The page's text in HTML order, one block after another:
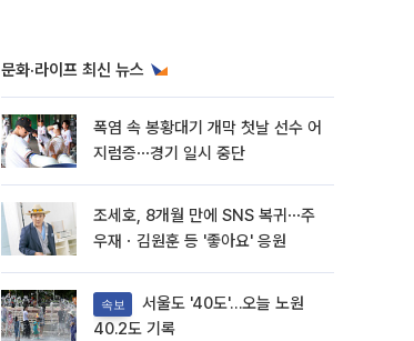
문화·라이프 최신 뉴스
폭염 속 봉황대기 개막 첫날 선수 어
지럼증⋯경기 일시 중단
조세호, 8개월 만에 SNS 복귀⋯주
우재ㆍ김원훈 등 '좋아요' 응원
속보
40.2도 기록